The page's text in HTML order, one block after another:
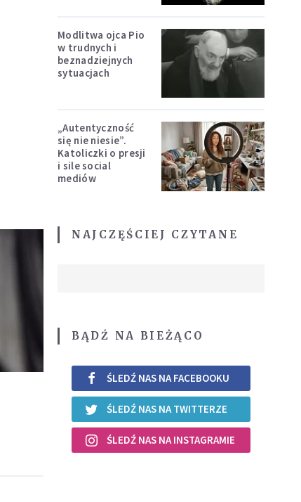
Modlitwa ojca Pio
w trudnych i
beznadziejnych
sytuacjach
„Autentyczność
się nie niesie”.
Katoliczki o presji
i sile social
mediów
NAJCZĘŚCIEJ CZYTANE
BĄDŹ NA BIEŻĄCO
ŚLEDŹ NAS NA FACEBOOKU
ŚLEDŹ NAS NA TWITTERZE
ŚLEDŹ NAS NA INSTAGRAMIE